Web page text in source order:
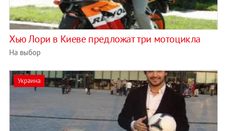
Хью Лори в Киеве предложат три мотоцикла
На выбор
Украина